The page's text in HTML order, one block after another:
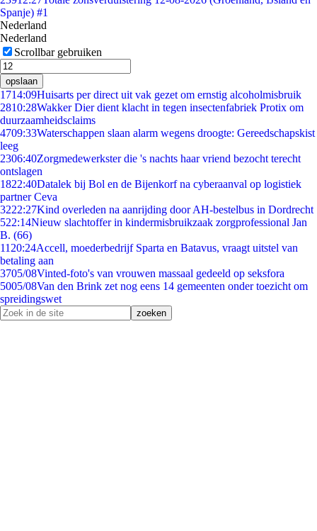
Spanje) #1
Nederland
Nederland
Scrollbar gebruiken
opslaan
1714:09Huisarts per direct uit vak gezet om ernstig alcoholmisbruik
2810:28Wakker Dier dient klacht in tegen insectenfabriek Protix om
duurzaamheidsclaims
4709:33Waterschappen slaan alarm wegens droogte: Gereedschapskist
leeg
2306:40Zorgmedewerkster die 's nachts haar vriend bezocht terecht
ontslagen
1822:40Datalek bij Bol en de Bijenkorf na cyberaanval op logistiek
partner Ceva
3222:27Kind overleden na aanrijding door AH-bestelbus in Dordrecht
522:14Nieuw slachtoffer in kindermisbruikzaak zorgprofessional Jan
B. (66)
11 20:24Accell, moederbedrijf Sparta en Batavus, vraagt uitstel van
betaling aan
3705/08Vinted-foto's van vrouwen massaal gedeeld op seksfora
5005/08Van den Brink zet nog eens 14 gemeenten onder toezicht om
spreidingswet